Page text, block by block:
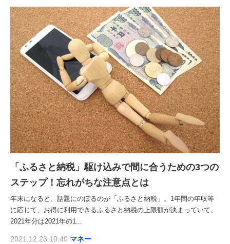
「ふるさと納税」駆け込みで間に合うための3つの
ステップ！忘れがちな注意点とは
年末になると、話題にのぼるのが「ふるさと納税」。1年間の年収等
に応じて、お得に利用できるふるさと納税の上限額が決まっていて、
2021年分は2021年の1...
2021.12.23 10:40 マネー